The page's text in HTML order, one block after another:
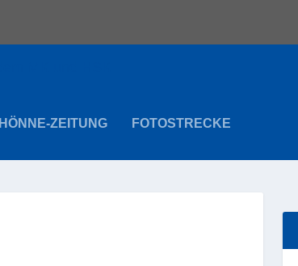
HÖNNE-ZEITUNG FOTOSTRECKE